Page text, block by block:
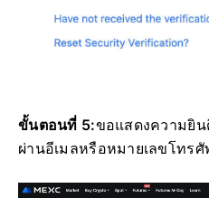
ขั้นตอนที่ 5:ขอแสดงความยิน
ผ่านอีเมลหรือหมายเลขโทรศั